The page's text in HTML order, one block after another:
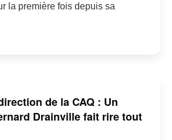
la première fois depuis sa
de la CAQ : Un
Drainville fait rire tout